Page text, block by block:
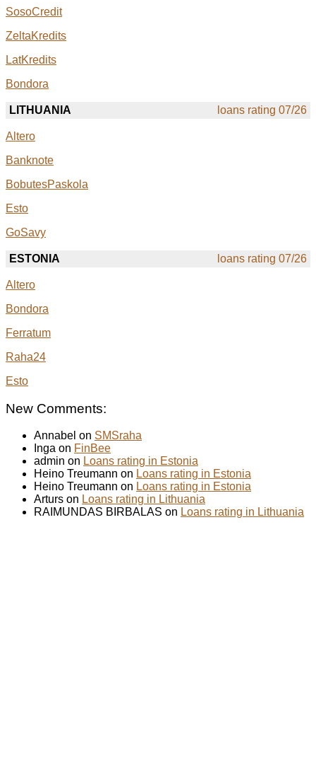
SosoCredit
ZeltaKredits
LatKredits
Bondora
LITHUANIA loans rating 07/26
Altero
Banknote
BobutesPaskola
Esto
GoSavy
ESTONIA loans rating 07/26
Altero
Bondora
Ferratum
Raha24
Esto
New Comments:
Annabel on SMSraha
Inga on FinBee
admin on Loans rating in Estonia
Heino Treumann on Loans rating in Estonia
Heino Treumann on Loans rating in Estonia
Arturs on Loans rating in Lithuania
RAIMUNDAS BIRBALAS on Loans rating in Lithuania